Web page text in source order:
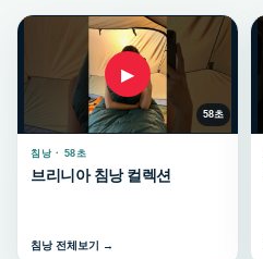
▶
58초
침낭 · 58초
브리니아 침낭 컬렉션
침낭 전체보기 →